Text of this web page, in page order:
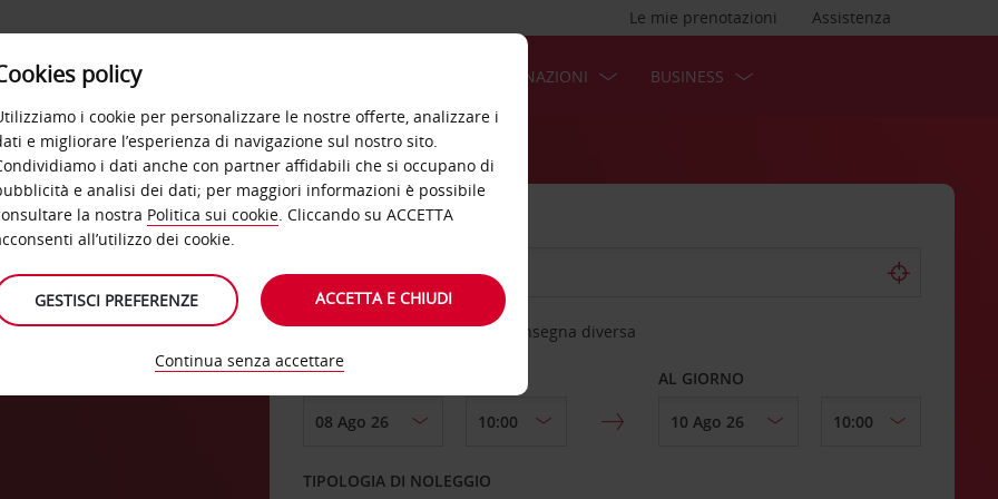
Assistenza
Le mie prenotazioni
OFFERTE DESTINAZIONI BUSINESS
Scegli una località di riconsegna diversa
DAL GIORNO AL GIORNO
TIPOLOGIA DI NOLEGGIO
policy
i cookie per personalizzare le nostre offerte, analizzare i
e migliorare l’esperienza di navigazione sul nostro sito.
i dati anche con partner affidabili che si occupano di
e analisi dei dati; per maggiori informazioni è possibile
la nostra Politica sui cookie. Cliccando su ACCETTA
all’utilizzo dei cookie.
GESTISCI PREFERENZE ACCETTA E CHIUDI
Continua senza accettare